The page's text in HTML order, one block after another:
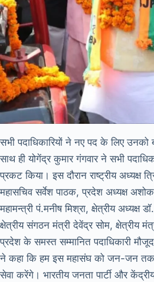
सभी पदाधिकारियों ने नए पद के लिए उनको
साथ ही योगेंद्र कुमार गंगवार ने सभी
प्रकट किया। इस दौरान राष्ट्रीय अध्यक्ष
महासचिव सर्वेश पाठक, प्रदेश अध्यक्ष
महामन्त्री पं.मनीष मिश्रा, क्षेत्रीय अध्यक्ष
क्षेत्रीय संगठन मंत्री देवेंद्र सोम, क्षेत्रीय
प्रदेश के समस्त सम्मानित पदाधिकारी
ने कहा कि हम इस महासंघ को जन-जन
सेवा करेंगे। भारतीय जनता पार्टी और